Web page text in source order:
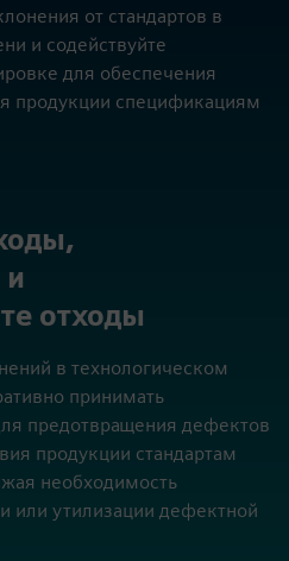
от стандартов в
и содействуйте
для обеспечения
продукции спецификациям
отходы
в технологическом
принимать
предотвращения дефектов
продукции стандартам
необходимость
или утилизации дефектной